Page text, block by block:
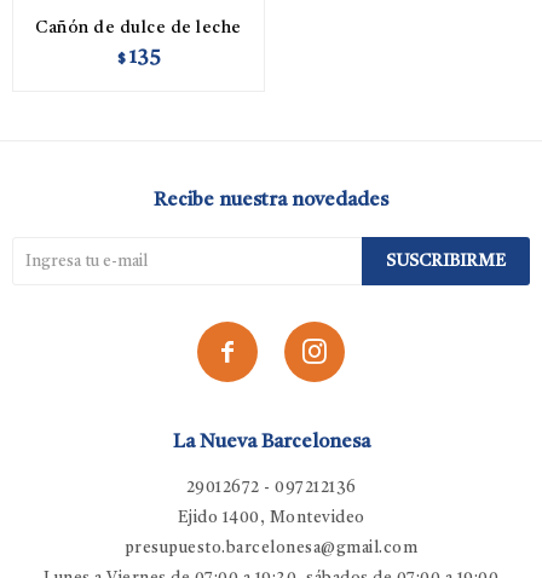
Cañón de dulce de leche
$ 135
La Nueva Barcelonesa
29012672 - 097212136
Ejido 1400, Montevideo
presupuesto.barcelonesa@gmail.com
Recibe nuestra novedades
SUSCRIBIRME
 